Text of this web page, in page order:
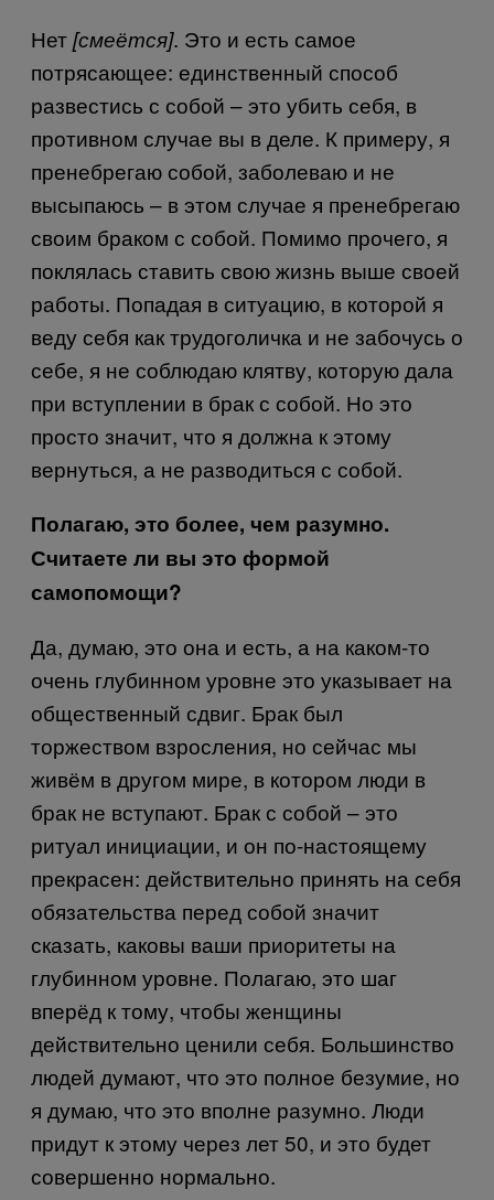
Нет[смеётся]. Это и есть самое
потрясающее: единственный способ
развестись с собой – это убить себя, в
противном случае вы в деле. К примеру, я
пренебрегаю собой, заболеваю и не
высыпаюсь – в этом случае я пренебрегаю
своим браком с собой. Помимо прочего, я
поклялась ставить свою жизнь выше своей
работы. Попадая в ситуацию, в которой я
веду себя как трудоголичка и не забочусь о
себе, я не соблюдаю клятву, которую дала
при вступлении в брак с собой. Но это
просто значит, что я должна к этому
вернуться, а не разводиться с собой.
Полагаю, это более, чем разумно.
Считаете ли вы это формой
самопомощи?
Да, думаю, это она и есть, а на каком-то
очень глубинном уровне это указывает на
общественный сдвиг. Брак был
торжеством взросления, но сейчас мы
живём в другом мире, в котором люди в
брак не вступают. Брак с собой – это
ритуал инициации, и он по-настоящему
прекрасен: действительно принять на себя
обязательства перед собой значит
сказать, каковы ваши приоритеты на
глубинном уровне. Полагаю, это шаг
вперёд к тому, чтобы женщины
действительно ценили себя. Большинство
людей думают, что это полное безумие, но
я думаю, что это вполне разумно. Люди
придут к этому через лет 50, и это будет
совершенно нормально.